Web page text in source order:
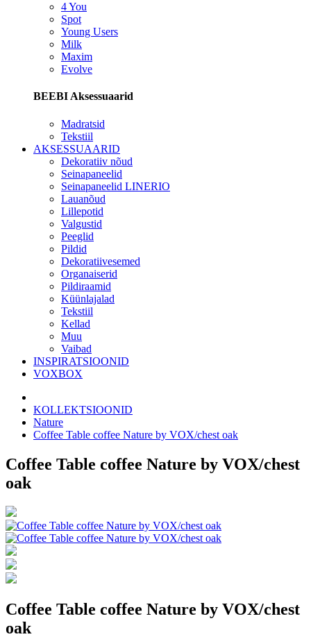
4 You
Spot
Young Users
Milk
Maxim
Evolve
BEEBI Aksessuaarid
Madratsid
Tekstiil
AKSESSUAARID
Dekoratiiv nõud
Seinapaneelid
Seinapaneelid LINERIO
Lauanõud
Lillepotid
Valgustid
Peeglid
Pildid
Dekoratiivesemed
Organaiserid
Pildiraamid
Küünlajalad
Tekstiil
Kellad
Muu
Vaibad
INSPIRATSIOONID
VOXBOX
KOLLEKTSIOONID
Nature
Coffee Table coffee Nature by VOX/chest oak
Coffee Table coffee Nature by VOX/chest
oak
Coffee Table coffee Nature by VOX/chest
oak